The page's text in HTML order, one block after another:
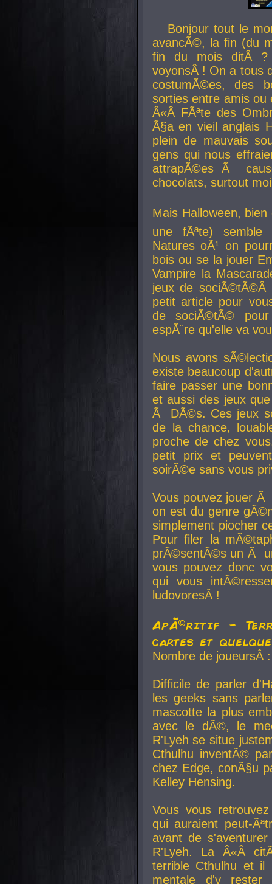
Bonjour tout le
avancÃ©, la fin (du
fin du mois ditÂ ?
voyonsÂ ! On a tous
costumÃ©es, des
sorties entre amis
Â«Â FÃªte des
Ã§a en vieil anglais
plein de mauvais
gens qui nous
attrapÃ©es Ã
chocolats, surtout
Mais Halloween, bien
une fÃªte) semble
Natures oÃ¹ on
bois ou se la jouer
Vampire la
jeux de
petit article pour
de sociÃ©tÃ©
espÃ¨re qu'elle va
Nous avons
existe beaucoup
faire passer une
et aussi des jeux
Ã DÃ©s. Ces jeux
de la chance,
proche de chez
petit prix et
soirÃ©e sans vous
Vous pouvez jouer
on est du genre
simplement piocher
Pour filer la
prÃ©sentÃ©s un Ã
vous pouvez donc
qui vous
ludovoresÂ !
ApÃ©ritif -
cartes et
Nombre de
Difficile de parler
les geeks sans
mascotte la plus
avec le dÃ©, le
R'Lyeh se situe
Cthulhu inventÃ©
chez Edge, conÃ§u
Kelley Hensing.
Vous vous
qui auraient peut-
avant de
R'Lyeh. La Â«Â
terrible Cthulhu et
mentale d'y rester